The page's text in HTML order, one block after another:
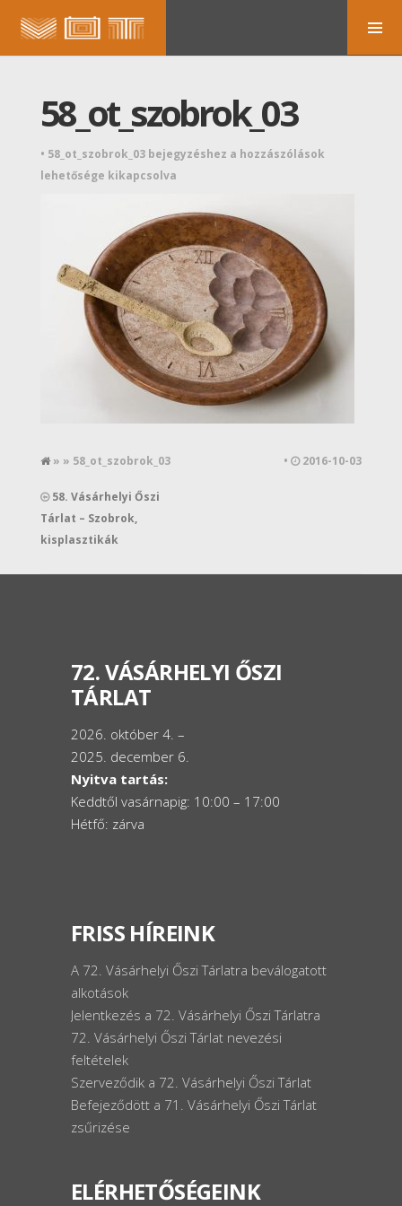
58_ot_szobrok_03
• 58_ot_szobrok_03 bejegyzéshez a hozzászólások
lehetősége kikapcsolva
» » 58_ot_szobrok_03 • 2016-10-03
58. Vásárhelyi Őszi
Tárlat – Szobrok,
kisplasztikák
72. VÁSÁRHELYI ŐSZI
TÁRLAT
2026. október 4. –
2025. december 6.
Nyitva tartás:
Keddtől vasárnapig: 10:00 – 17:00
Hétfő: zárva
FRISS HÍREINK
A 72. Vásárhelyi Őszi Tárlatra beválogatott
alkotások
Jelentkezés a 72. Vásárhelyi Őszi Tárlatra
72. Vásárhelyi Őszi Tárlat nevezési
feltételek
Szerveződik a 72. Vásárhelyi Őszi Tárlat
Befejeződött a 71. Vásárhelyi Őszi Tárlat
zsűrizése
ELÉRHETŐSÉGEINK